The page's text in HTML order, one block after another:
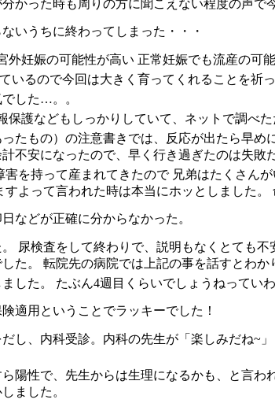
かった時も周りの方に聞こえない程度の声で
いうちに終わってしまった・・・
妊娠の可能性が高い 正常妊娠でも流産の可
いるので今回は大きく育ってくれることを祈っ
した…。。
護などもしっかりしていて、ネットで調べ
たもの）の注意書きでは、反応が出たら早
不安になったので、早く行き過ぎたのは失敗
を持って産まれてきたので 兄弟はたくさん
よって言われた時は本当にホッとしました
などが正確に分からなかった。
尿検査をして終わりで、説明もなくとても
た。 転院先の病院では上記の事を話すとわ
した。 たぶん4週目くらいでしょうねってい
適用ということでラッキーでした！
し、内科受診。内科の先生が「楽しみだね~
陽性で、先生からは生理になるかも、と言
ました。